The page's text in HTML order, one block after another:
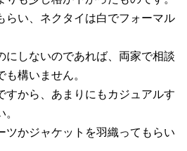
らい、ネクタイは白でフォーマル
にしないのであれば、両家で相談
構いません。
すから、あまりにもカジュアルす
ツかジャケットを羽織ってもらい